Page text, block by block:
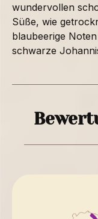
wundervollen
Süße, wie
blaubeerige
schwarze